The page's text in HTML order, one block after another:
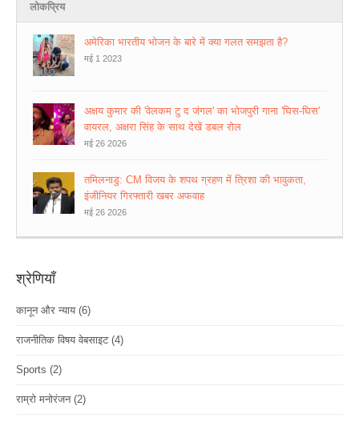
लोकप्रिय
अमेरिका भारतीय भोजन के बारे में क्या गलत समझता है?
मई 1 2023
अक्षय कुमार की 'वेलकम टु द जंगल' का भोजपुरी गाना 'घिस-घिस'
वायरल, अक्षरा सिंह के साथ देखें डबल रोल
मई 26 2026
तमिलनाडु: CM विजय के शपथ ग्रहण में त्रिशा की भावुकता,
इंजीनियर गिरफ्तारी खबर अफवाह
मई 26 2026
श्रेणियाँ
कानून और न्याय (6)
राजनीतिक विषय वेबसाइट (4)
Sports (2)
राम्रो मनोरंजन (2)